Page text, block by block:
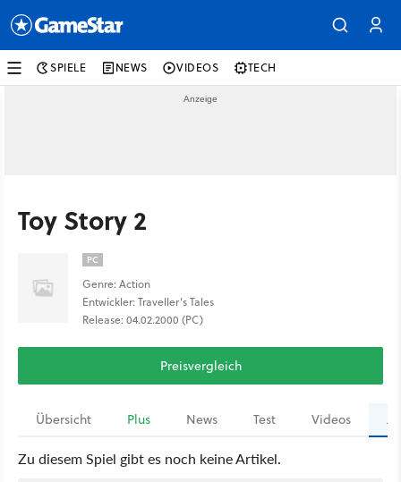
SPIELE NEWS VIDEOS TECH
Toy Story 2
PC
Genre: Action
Entwickler: Traveller's Tales
Release: 04.02.2000 (PC)
Preisvergleich
Übersicht Plus News Test Videos
Zu diesem Spiel gibt es noch keine Artikel.